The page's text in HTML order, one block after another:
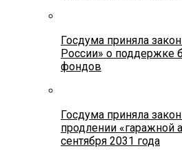
Госдума приняла
России» о поддержке
фондов
Госдума приняла
продлении «гаражной
сентября 2031 года